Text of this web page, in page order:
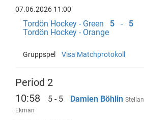
07.06.2026 11:00
Tordön Hockey - Green 5 - 5
Tordön Hockey - Orange
Gruppspel Visa Matchprotokoll
Period 2
10:58
5 - 5 Damien Böhlin Stellan
Ekman